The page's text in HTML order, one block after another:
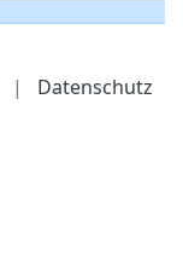
| Datenschutz